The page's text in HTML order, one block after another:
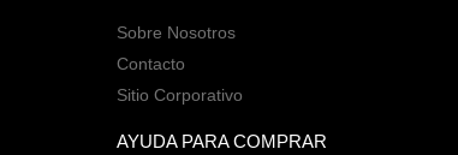
Sobre Nosotros
Contacto
Sitio Corporativo
AYUDA PARA COMPRAR